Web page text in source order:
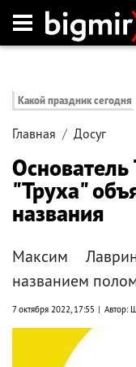
Какой праздник сегодня
Главная Досуг
"Труха"
названия
Максим
названием
7 октября 2022, 17:55 Автор: